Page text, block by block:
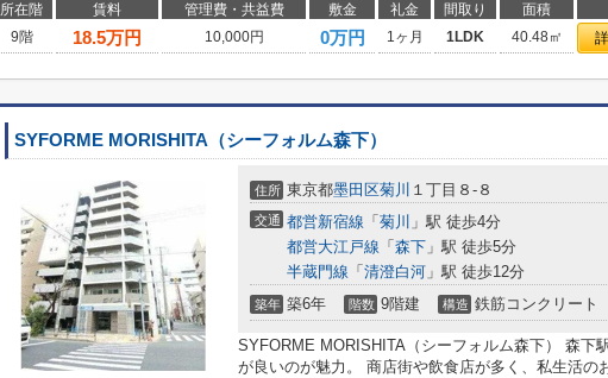
所在階 賃料 管理費・共益費 敷金 礼金 間取り 面積
9階
18.5万円 10,000円 0万円 1ヶ月 1LDK 40.48㎡
SYFORME MORISHITA（シーフォルム森下）
住所 東京都墨田区菊川 １丁目８-８
交通 都営新宿線 「 菊川 」駅 徒歩4分
都営大江戸線 「 森下 」駅 徒歩5分
半蔵門線 「 清澄白河 」駅 徒歩12分
築年 築6年 階数 9階建 構造 鉄筋コンクリート
SYFORME MORISHITA（シーフォルム森下） 森下
が良いのが魅力。 商店街や飲食店が多く、私生活の